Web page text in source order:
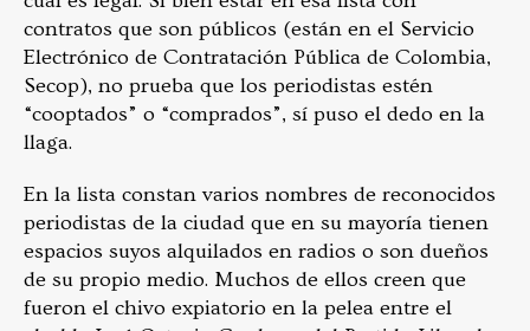
contratos que son públicos (están en el Servicio
Electrónico de Contratación Pública de Colombia,
Secop), no prueba que los periodistas estén
“cooptados” o “comprados”, sí puso el dedo en la
llaga.
En la lista constan varios nombres de reconocidos
periodistas de la ciudad que en su mayoría tienen
espacios suyos alquilados en radios o son dueños
de su propio medio. Muchos de ellos creen que
fueron el chivo expiatorio en la pelea entre el